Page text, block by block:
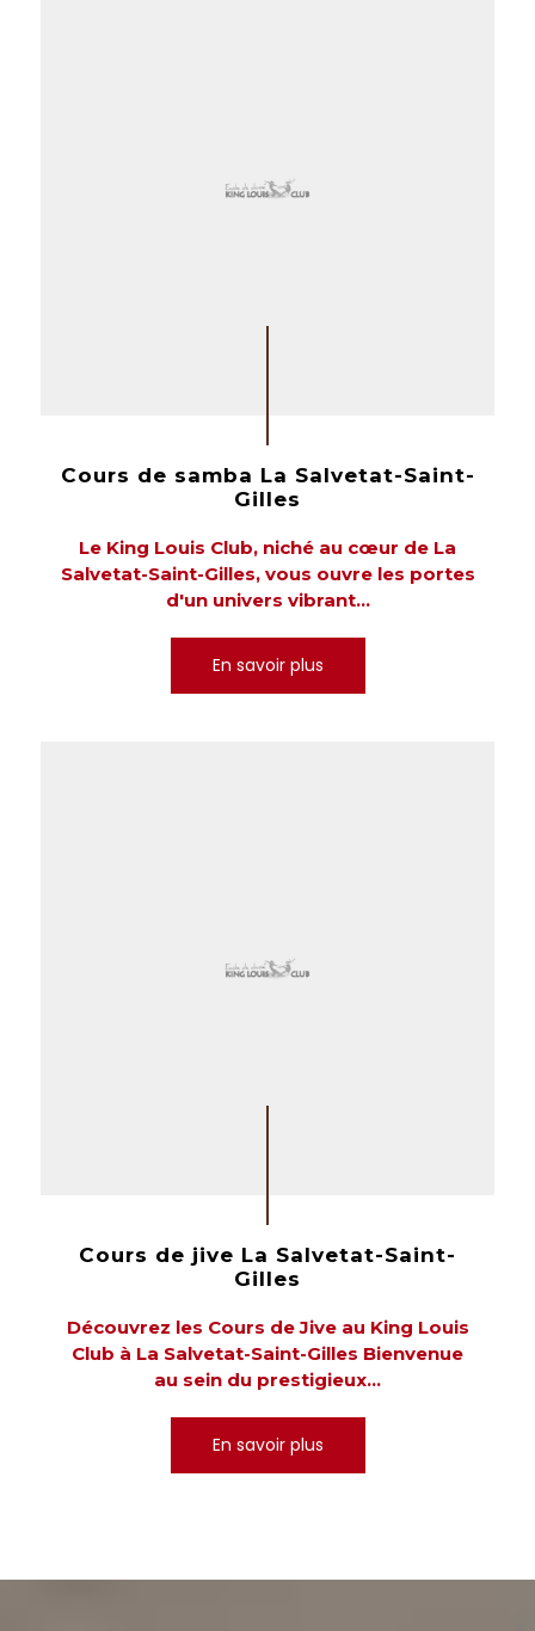
Cours de samba La Salvetat-Saint-
Gilles
Le King Louis Club, niché au cœur de La
Salvetat-Saint-Gilles, vous ouvre les portes
d'un univers vibrant...
En savoir plus
Cours de jive La Salvetat-Saint-
Gilles
Découvrez les Cours de Jive au King Louis
Club à La Salvetat-Saint-Gilles Bienvenue
au sein du prestigieux...
En savoir plus